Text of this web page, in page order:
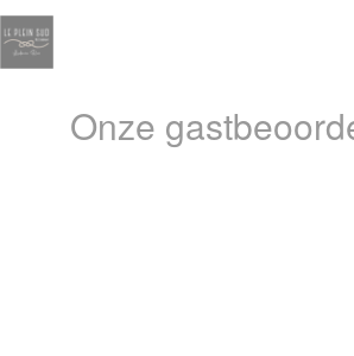
Cookies beheer paneel
Reviews
Onze